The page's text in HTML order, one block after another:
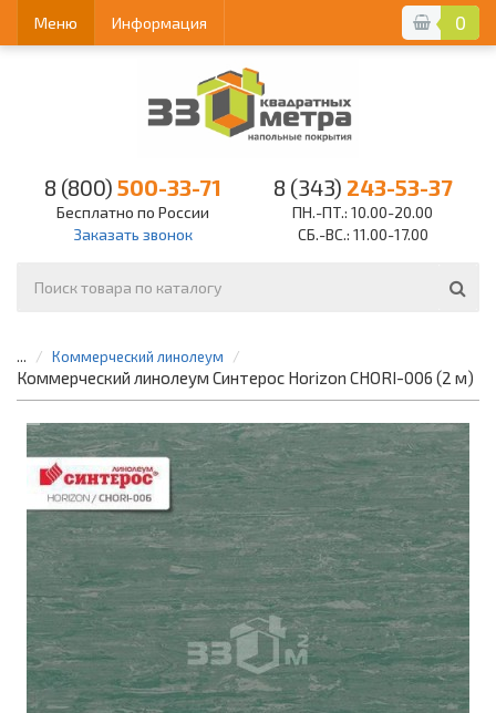
0
Меню Информация
8 (800) 500-33-71
Бесплатно по России
Заказать звонок
8 (343) 243-53-37
ПН.-ПТ.: 10.00-20.00
СБ.-ВС.: 11.00-17.00
... Коммерческий линолеум
Коммерческий линолеум Синтерос Horizon CHORI-006 (2 м)